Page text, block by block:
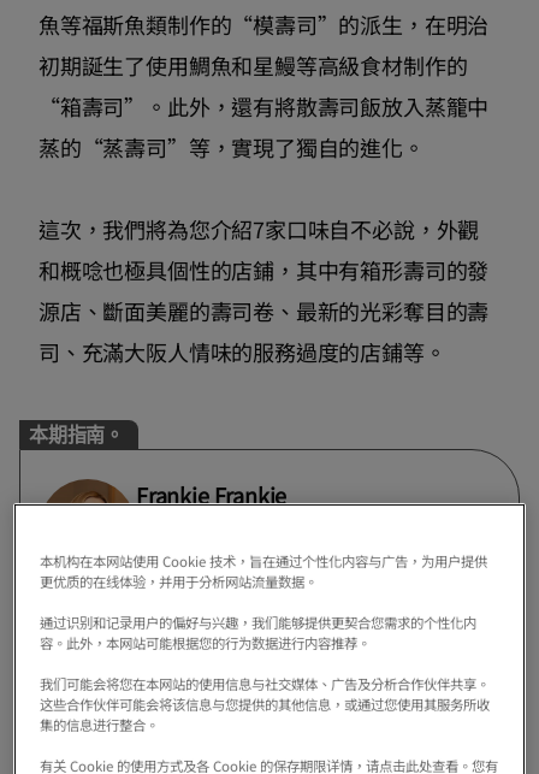
魚等福斯魚類制作的“模壽司”的派生，在明治
初期誕生了使用鯛魚和星鰻等高級食材制作的
“箱壽司”。此外，還有將散壽司飯放入蒸籠中
蒸的“蒸壽司”等，實現了獨自的進化。
這次，我們將為您介紹7家口味自不必說，外觀
和概唸也極具個性的店鋪，其中有箱形壽司的發
源店、斷面美麗的壽司卷、最新的光彩奪目的壽
司、充滿大阪人情味的服務過度的店鋪等。
本期指南。
Frankie Frankie
Instagram和youtube等社交網站傳播日本
的魅力。
01. 吉野壽司
本机构在本网站使用 Cookie 技术，旨在通过个性化内容与广告，为用户提供
更优质的在线体验，并用于分析网站流量数据。
通过识别和记录用户的偏好与兴趣，我们能够提供更契合您需求的个性化内
容。此外，本网站可能根据您的行为数据进行内容推荐。
我们可能会将您在本网站的使用信息与社交媒体、广告及分析合作伙伴共享。
这些合作伙伴可能会将该信息与您提供的其他信息，或通过您使用其服务所收
集的信息进行整合。
有关 Cookie 的使用方式及各 Cookie 的保存期限详情，请点击此处查看。您有